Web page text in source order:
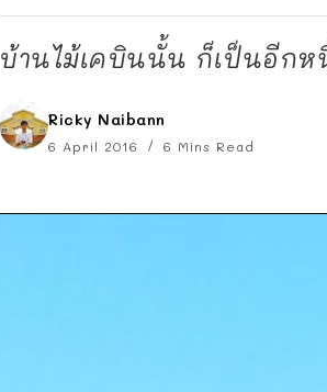
บ้านไม้เคบินนั้น ก็เป็นอีก
Ricky Naibann
6 April 2016 6 Mins Read